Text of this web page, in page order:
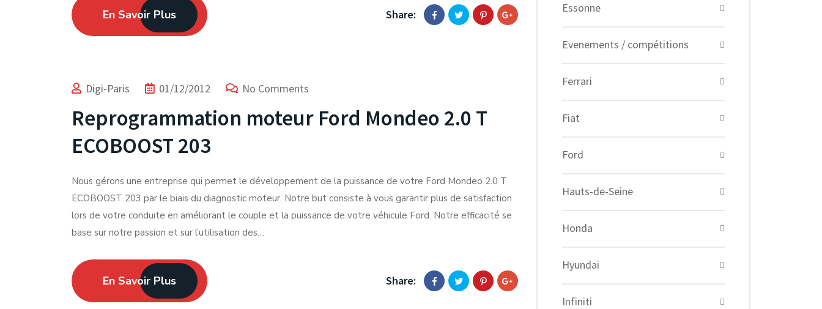
En Savoir Plus Share:
Digi-Paris 01/12/2012 No Comments
Reprogrammation moteur Ford Mondeo 2.0 T
ECOBOOST 203
Nous gérons une entreprise qui permet le développement de la puissance de votre Ford Mondeo 2.0 T
ECOBOOST 203 par le biais du diagnostic moteur. Notre but consiste à vous garantir plus de satisfaction
lors de votre conduite en améliorant le couple et la puissance de votre véhicule Ford. Notre efficacité se
base sur notre passion et sur l’utilisation des…
En Savoir Plus Share:
Essonne
Evenements / compétitions
Ferrari
Fiat
Ford
Hauts-de-Seine
Honda
Hyundai
Infiniti